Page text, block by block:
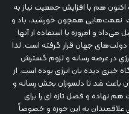
و اکنون هم با افزایش جمعیت نیاز به
نعمت‌هایی همچون خورشید، باد و
و امروزه با استفاده از آنها
دولت‌های جهان قرار گرفته است. لذا
در عرصه رسانه و لزوم گسترش
خبری دیده بان انرژی بوده است. از
باعث شد تا دلسوزان بخش رسانه و
نهاده و فصل تازه ای را برای
علاقمندان به این حوزه و خصوصاً